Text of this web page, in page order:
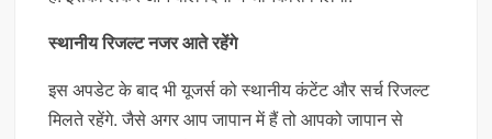
स्थानीय रिजल्ट नजर आते रहेंगे
इस अपडेट के बाद भी यूजर्स को स्थानीय कंटेंट और सर्च रिजल्ट
मिलते रहेंगे. जैसे अगर आप जापान में हैं तो आपको जापान से